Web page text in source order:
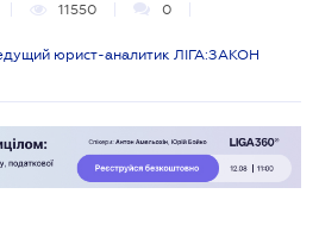
11550 0
юрист-аналитик ЛІГА:ЗАКОН